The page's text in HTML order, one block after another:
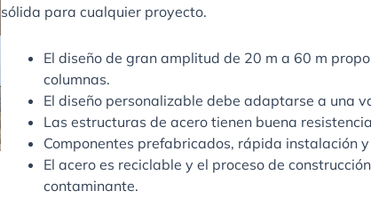
sólida para cualquier proyecto.
El diseño de gran amplitud de 20 m a 60 m
columnas.
El diseño personalizable debe adaptarse a una
Las estructuras de acero tienen buena
Componentes prefabricados, rápida instalación
El acero es reciclable y el proceso de
contaminante.